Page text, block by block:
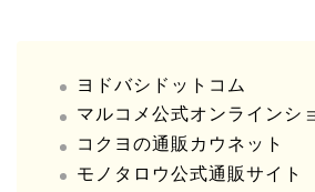
ヨドバシドットコム
マルコメ公式オンラインシ
コクヨの通販カウネット
モノタロウ公式通販サイト